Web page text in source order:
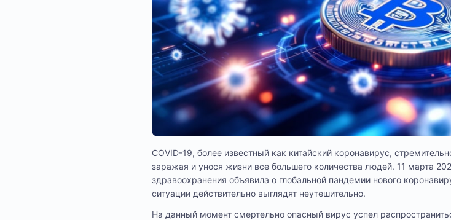
COVID-19, более известный как китайский коронавирус,
заражая и унося жизни все большего количества людей. 11 марта
здравоохранения объявила о глобальной пандемии нового
ситуации действительно выглядят неутешительно.
На данный момент смертельно опасный вирус успел